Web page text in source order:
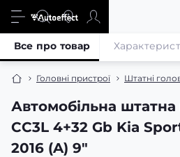
Головні пристрої Штатні
Автомобільна штатна
CC3L 4+32 Gb Kia
2016 (A) 9"
Все про товар